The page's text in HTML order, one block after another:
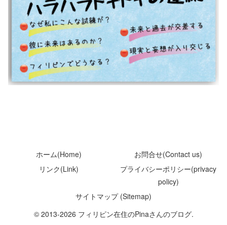
ホーム(Home)
お問合せ(Contact us)
リンク(Link)
プライバシーポリシー(privacy
policy)
サイトマップ (Sitemap)
© 2013-2026 フィリピン在住のPinaさんのブログ.